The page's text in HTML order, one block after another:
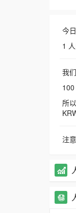
今
1
我
所
注